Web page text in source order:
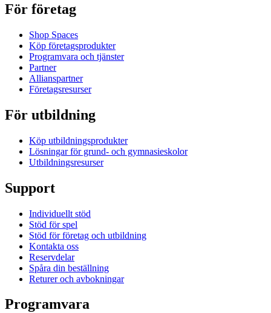
För företag
Shop Spaces
Köp företagsprodukter
Programvara och tjänster
Partner
Allianspartner
Företagsresurser
För utbildning
Köp utbildningsprodukter
Lösningar för grund- och gymnasieskolor
Utbildningsresurser
Support
Individuellt stöd
Stöd för spel
Stöd för företag och utbildning
Kontakta oss
Reservdelar
Spåra din beställning
Returer och avbokningar
Programvara